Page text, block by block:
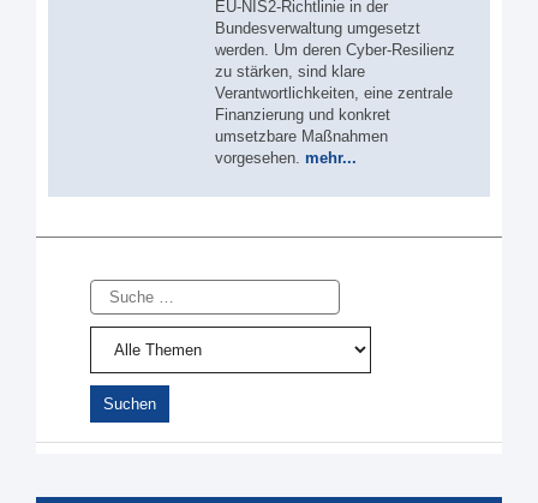
EU‑NIS2‑Richtlinie in der
Bundesverwaltung umgesetzt
werden. Um deren Cyber-Resilienz
zu stärken, sind klare
Verantwortlichkeiten, eine zentrale
Finanzierung und konkret
umsetzbare Maßnahmen
vorgesehen. mehr...
Suche